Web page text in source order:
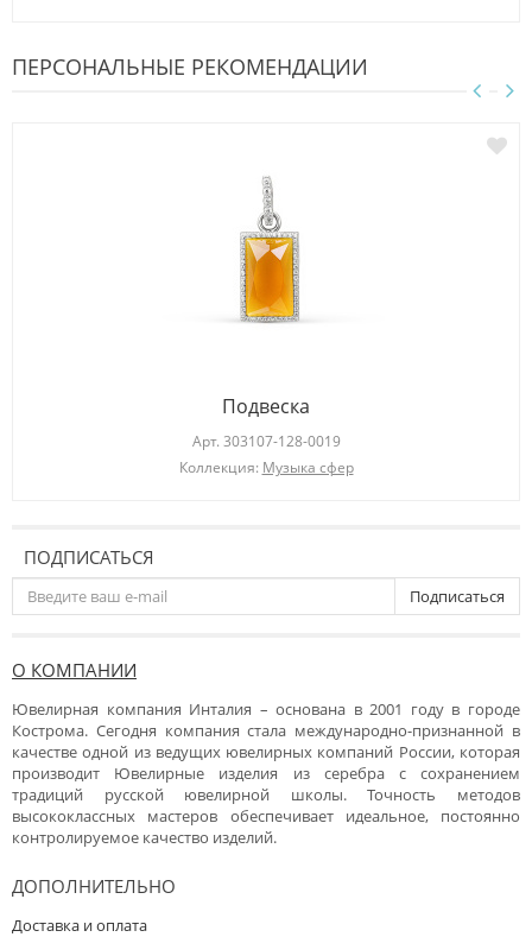
ПЕРСОНАЛЬНЫЕ РЕКОМЕНДАЦИИ
Подвеска
Арт. 303107-128-0019
Коллекция: Музыка сфер
ПОДПИСАТЬСЯ
Подписаться
О КОМПАНИИ
Ювелирная компания Инталия – основана в 2001 году в городе
Кострома. Сегодня компания стала международно-признанной в
качестве одной из ведущих ювелирных компаний России, которая
производит Ювелирные изделия из серебра с сохранением
традиций русской ювелирной школы. Точность методов
высококлассных мастеров обеспечивает идеальное, постоянно
контролируемое качество изделий.
ДОПОЛНИТЕЛЬНО
Доставка и оплата